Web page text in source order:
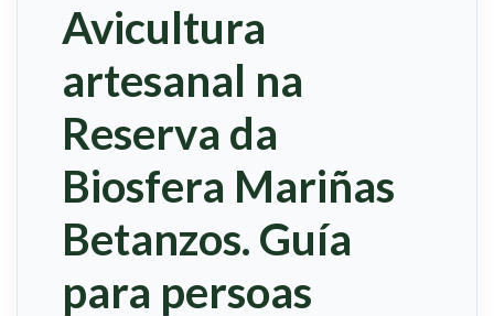
Avicultura
artesanal na
Reserva da
Biosfera Mariñas
Betanzos. Guía
para persoas